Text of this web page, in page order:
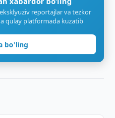
reportajlar va tezkor
qulay platformada kuzatib
bo'ling